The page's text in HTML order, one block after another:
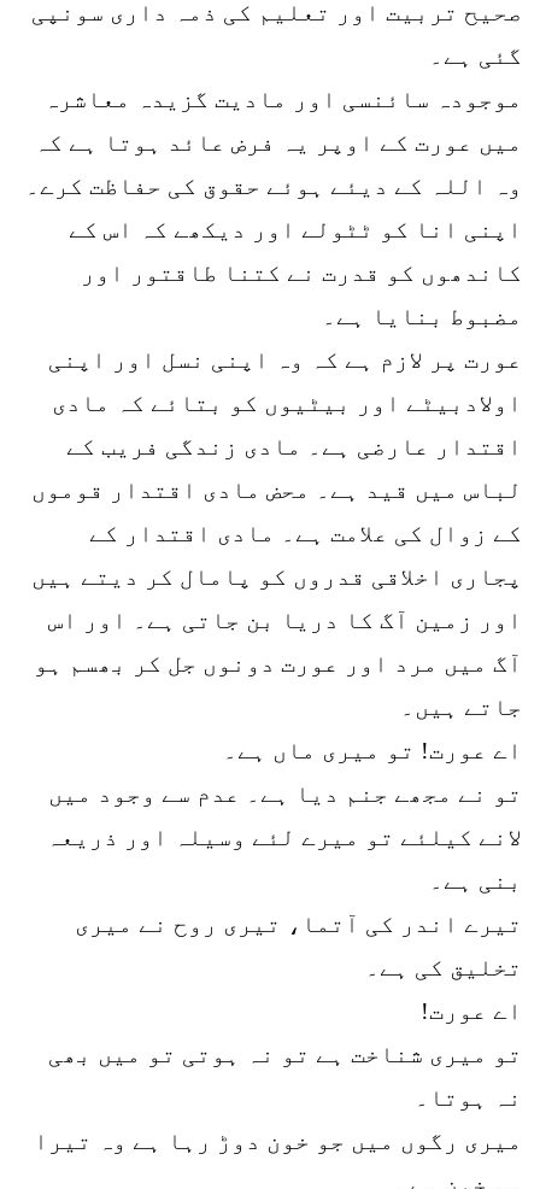
صحیح تربیت اور تعلیم کی ذمہ داری سونپی
گئی ہے۔
موجودہ سائنسی اور مادیت گزیدہ معاشرہ
میں عورت کے اوپر یہ فرض عائد ہوتا ہے کہ
وہ اللہ کے دیئے ہوئے حقوق کی حفاظت کرے۔
اپنی انا کو ٹٹولے اور دیکھے کہ اس کے
کاندھوں کو قدرت نے کتنا طاقتور اور
مضبوط بنایا ہے۔
عورت پر لازم ہے کہ وہ اپنی نسل اور اپنی
اولادبیٹے اور بیٹیوں کو بتائے کہ مادی
اقتدار عارضی ہے۔ مادی زندگی فریب کے
لباس میں قید ہے۔ محض مادی اقتدار قوموں
کے زوال کی علامت ہے۔ مادی اقتدار کے
پجاری اخلاقی قدروں کو پامال کر دیتے ہیں
اور زمین آگ کا دریا بن جاتی ہے۔ اور اس
آگ میں مرد اور عورت دونوں جل کر بھسم ہو
جاتے ہیں۔
اے عورت! تو میری ماں ہے۔
تو نے مجھے جنم دیا ہے۔ عدم سے وجود میں
لانے کیلئے تو میرے لئے وسیلہ اور ذریعہ
بنی ہے۔
تیرے اندر کی آتما، تیری روح نے میری
تخلیق کی ہے۔
اے عورت!
تو میری شناخت ہے تو نہ ہوتی تو میں بھی
نہ ہوتا۔
میری رگوں میں جو خون دوڑ رہا ہے وہ تیرا
ہی خون ہے۔